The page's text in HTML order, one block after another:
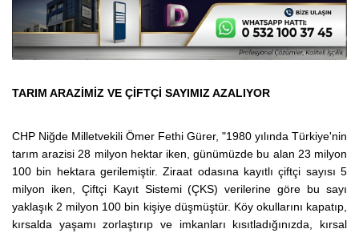
TARIM ARAZİMİZ VE ÇİFTÇİ SAYIMIZ AZALIYOR
CHP Niğde Milletvekili Ömer Fethi Gürer, "1980 yılında Türkiye'nin
tarım arazisi 28 milyon hektar iken, günümüzde bu alan 23 milyon
100 bin hektara gerilemiştir. Ziraat odasına kayıtlı çiftçi sayısı 5
milyon iken, Çiftçi Kayıt Sistemi (ÇKS) verilerine göre bu sayı
yaklaşık 2 milyon 100 bin kişiye düşmüştür. Köy okullarını kapatıp,
kırsalda yaşamı zorlaştırıp ve imkanları kısıtladığınızda, kırsal